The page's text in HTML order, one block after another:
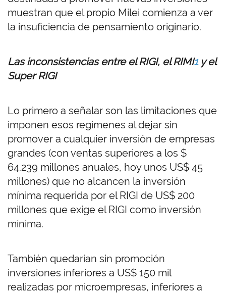
muestran que el propio Milei comienza a ver
la insuficiencia de pensamiento originario.
Las inconsistencias entre el RIGI, el RIMI1y el
Super RIGI
Lo primero a señalar son las limitaciones que
imponen esos regímenes al dejar sin
promover a cualquier inversión de empresas
grandes (con ventas superiores a los $
64.239 millones anuales, hoy unos US$ 45
millones) que no alcancen la inversión
mínima requerida por el RIGI de US$ 200
millones que exige el RIGI como inversión
mínima.
También quedarían sin promoción
inversiones inferiores a US$ 150 mil
realizadas por microempresas, inferiores a